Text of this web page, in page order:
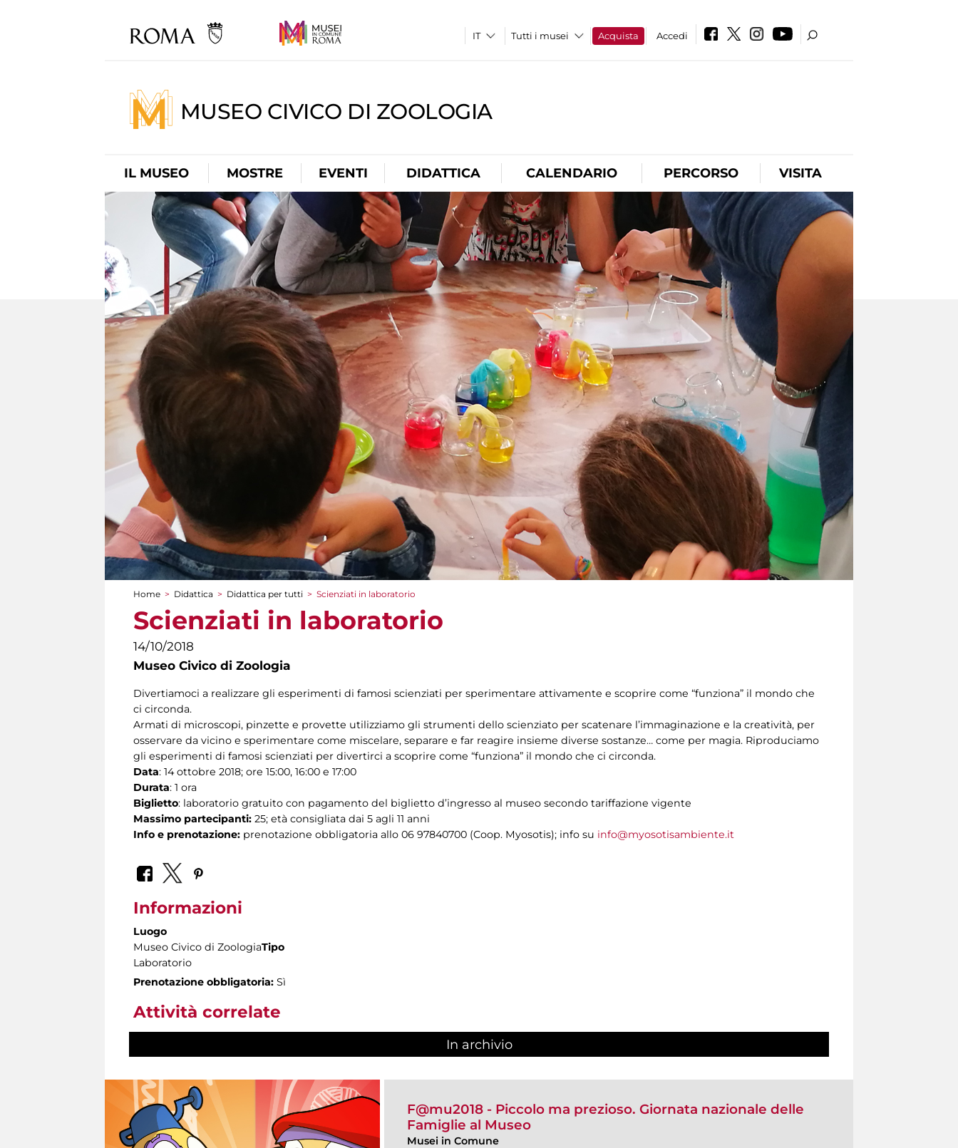
Tutti i musei Acquista Accedi
MUSEO CIVICO DI ZOOLOGIA
IL MUSEO MOSTRE EVENTI DIDATTICA CALENDARIO PERCORSO VISITA
Tu sei qui
Home > Didattica > Didattica per tutti > Scienziati in laboratorio
Scienziati in laboratorio
14/10/2018
Museo Civico di Zoologia
Divertiamoci a realizzare gli esperimenti di famosi scienziati per sperimentare attivamente e scoprire come “funziona” il mondo che
ci circonda.
Armati di microscopi, pinzette e provette utilizziamo gli strumenti dello scienziato per scatenare l’immaginazione e la creatività, per
osservare da vicino e sperimentare come miscelare, separare e far reagire insieme diverse sostanze… come per magia. Riproduciamo
gli esperimenti di famosi scienziati per divertirci a scoprire come “funziona” il mondo che ci circonda.
Data: 14 ottobre 2018; ore 15:00, 16:00 e 17:00
Durata: 1 ora
Biglietto: laboratorio gratuito con pagamento del biglietto d’ingresso al museo secondo tariffazione vigente
Massimo partecipanti: 25; età consigliata dai 5 agli 11 anni
Info e prenotazione: prenotazione obbligatoria allo 06 97840700 (Coop. Myosotis); info su info@myosotisambiente.it
Informazioni
Luogo
Museo Civico di ZoologiaTipo
Laboratorio
Prenotazione obbligatoria: Sì
Attività correlate
In archivio
F@mu2018 - Piccolo ma prezioso. Giornata nazionale delle
Famiglie al Museo
Musei in Comune